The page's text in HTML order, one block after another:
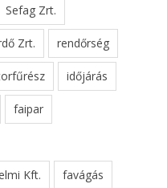
Sefag Zrt.
Zrt. rendőrség
időjárás
faipar
Kft. favágás